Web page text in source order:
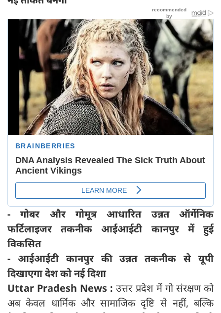
- गोबर और गोमूत्र आधारित उन्नत ऑर्गेनिक
फर्टिलाइजर तकनीक आईआईटी कानपुर में हुई
विकसित
- आईआईटी कानपुर की उन्नत तकनीक से यूपी
दिखाएगा देश को नई दिशा
Uttar Pradesh News :उत्तर प्रदेश में गो संरक्षण को
अब केवल धार्मिक और सामाजिक दृष्टि से नहीं, बल्कि